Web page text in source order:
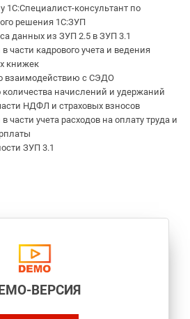
1С:Специалист-консультант по
решения 1С:ЗУП
данных из ЗУП 2.5 в ЗУП 3.1
части кадрового учета и ведения
книжек
взаимодействию с СЭДО
количества начислений и удержаний
НДФЛ и страховых взносов
части учета расходов на оплату труда и
ЗУП 3.1
ВЕРСИЯ